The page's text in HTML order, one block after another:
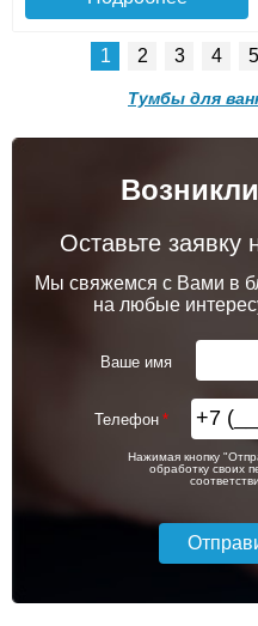
Тумба подвесная для
80 см, белая матовая
20 390
1 2 3 4 5
Тумбы для
Оставьте заявку
Мы свяжемся с Вами в
на любые
Ваше имя
Телефон
Нажимая кнопку
обработку своих